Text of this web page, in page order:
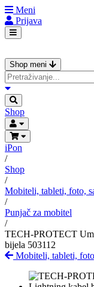
Meni
Prijava
Shop meni
Shop
iPon
/
Shop
/
Mobiteli, tableti, foto,
/
Punjač za mobitel
/
TECH-PROTECT
bijela 503112
Mobiteli, tableti,